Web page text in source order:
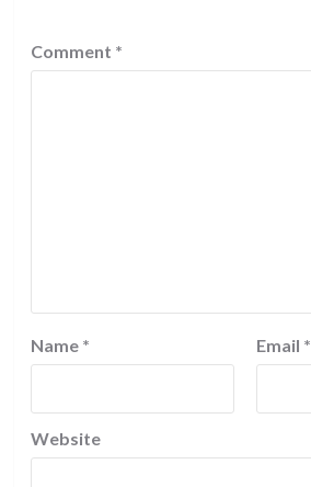
Comment *
Name * Email *
Website